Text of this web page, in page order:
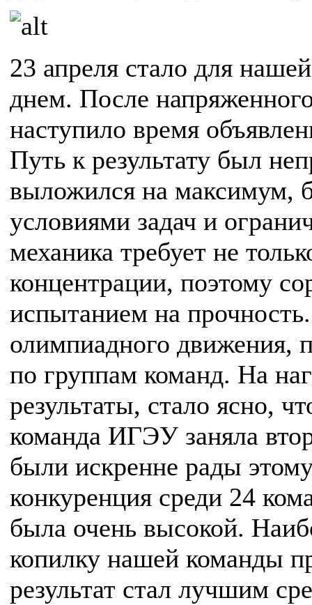
23 апреля стало для
днем. После
наступило время
Путь к результату был
выложился на максимум,
условиями задач и
механика требует не
концентрации, поэтому
испытанием на
олимпиадного движения,
по группам команд. На
результаты, стало ясно,
команда ИГЭУ заняла
были искренне рады
конкуренция среди 24
была очень высокой.
копилку нашей команды
результат стал лучшим